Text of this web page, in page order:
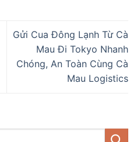
Gửi Cua Đông Lạnh Từ Cà
Mau Đi Tokyo Nhanh
Chóng, An Toàn Cùng Cà
Mau Logistics